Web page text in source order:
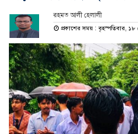
রহমত আলী হেলালী
প্রকাশের সময় : বৃহস্পতিবার, ১৮